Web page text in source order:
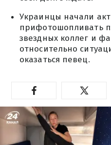
Украинцы начали
прифотошопливать
звездных коллег и
относительно
оказаться певец.